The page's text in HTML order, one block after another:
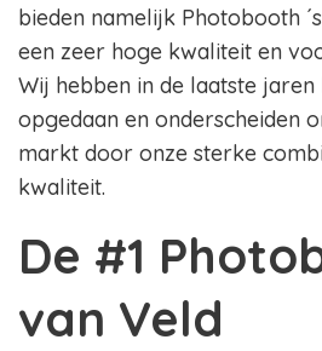
bieden namelijk Photobooth
een zeer hoge kwaliteit en
Wij hebben in de laatste
opgedaan en onderscheiden
markt door onze sterke
kwaliteit.
De #1
van Veld